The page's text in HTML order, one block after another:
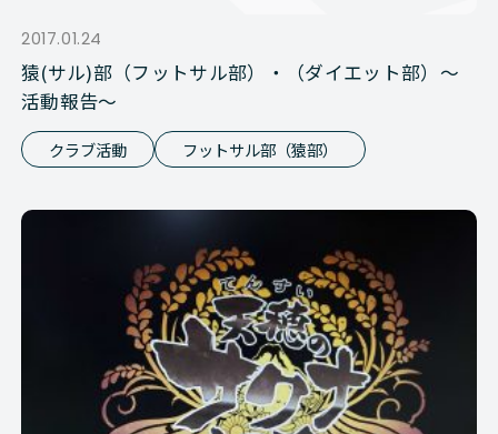
2017.01.24
猿(サル)部（フットサル部）・（ダイエット部）～
活動報告～
クラブ活動 フットサル部（猿部）